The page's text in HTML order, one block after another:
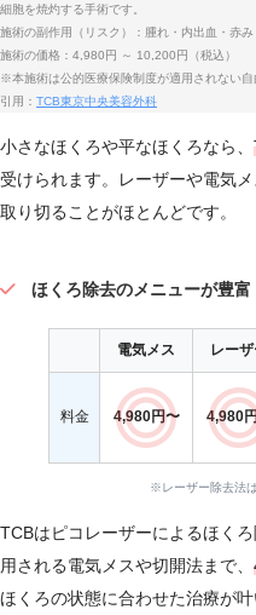
細胞を焼灼する手術です。
施術の副作用（リスク）：腫れ・内出血・赤
施術の価格：4,980円 ～ 10,200円（税込）
※本施術は公的医療保険制度が適用されない自
引用： TCB東京中央美容外科
小さなほくろや平なほくろなら、
受けられます。レーザーや電気
取り切ることがほとんどです。
ほくろ除去のメニューが豊富
電気メス レー
料金 4,980円〜 4,980
※レーザー除去法
TCBはピコレーザーによるほく
用される電気メスや切開法まで、
ほくろの状態に合わせた治療が叶